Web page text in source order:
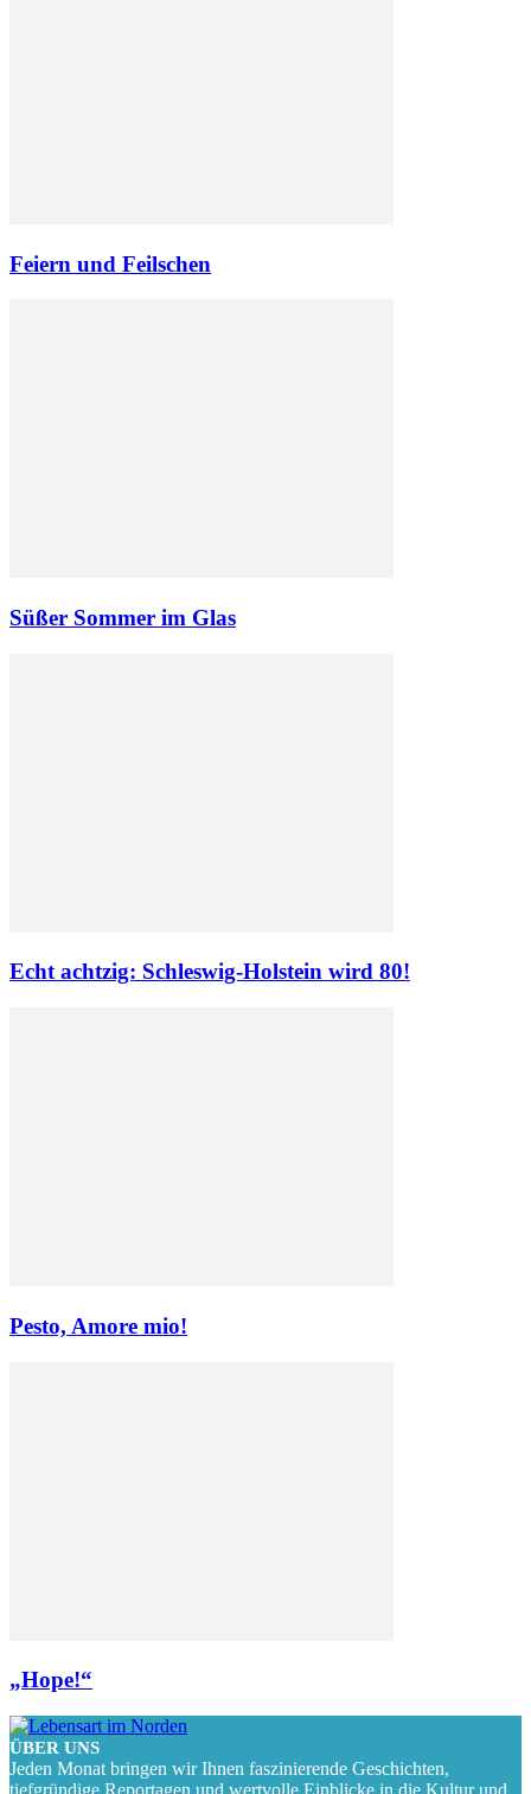
Feiern und Feilschen
Süßer Sommer im Glas
Echt achtzig: Schleswig-Holstein wird 80!
Pesto, Amore mio!
„Hope!“
ÜBER UNS
Jeden Monat bringen wir Ihnen faszinierende Geschichten,
tiefgründige Reportagen und wertvolle Einblicke in die Kultur und